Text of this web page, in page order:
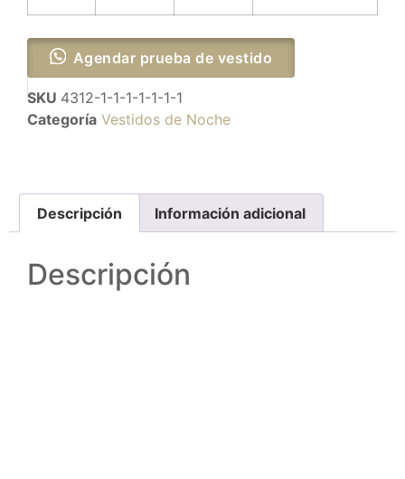
Agendar prueba de vestido
SKU 4312-1-1-1-1-1-1-1
Categoría Vestidos de Noche
Descripción Información adicional
Descripción